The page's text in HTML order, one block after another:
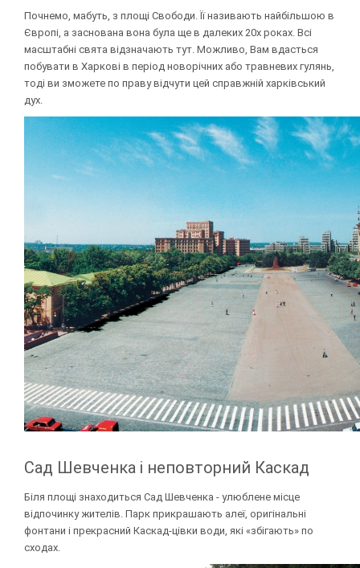
Почнемо, мабуть, з площі Свободи. Її називають найбільшою в
Європі, а заснована вона була ще в далеких 20х роках. Всі
масштабні свята відзначають тут. Можливо, Вам вдасться
побувати в Харкові в період новорічних або травневих гулянь,
тоді ви зможете по праву відчути цей справжній харківський
дух.
Сад Шевченка і неповторний Каскад
Біля площі знаходиться Сад Шевченка - улюблене місце
відпочинку жителів. Парк прикрашають алеї, оригінальні
фонтани і прекрасний Каскад-цівки води, які «збігають» по
сходах.